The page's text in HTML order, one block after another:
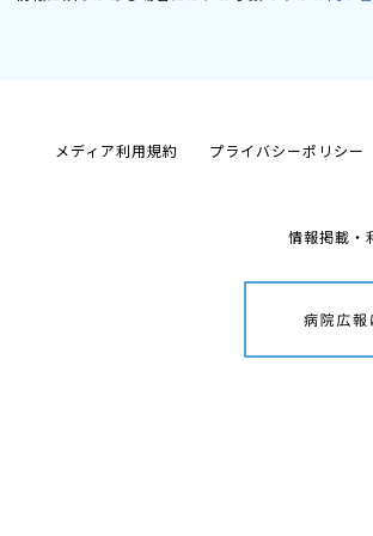
メディア利用規約 プライバシーポリシー
情報掲載・